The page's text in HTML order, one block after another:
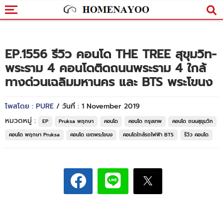
EP.1556 รีวิว คอนโด THE TREE สุขุมวิท-
พระราม 4 คอนโดติดถนนพระราม 4 ใกล้
ทางด่วนเฉลิมมหานคร และ BTS พระโขนง
โพสโดย : PURE / วันที่ : 1 November 2019
หมวดหมู่ :
EP Pruksa พฤกษา คอนโด คอนโด กรุงเทพ
คอนโด ถนนสุขุมวิท
คอนโด พฤกษา Pruksa
คอนโด เขตพระโขนง คอนโดใกล้รถไฟฟ้า BTS รีวิว คอนโด